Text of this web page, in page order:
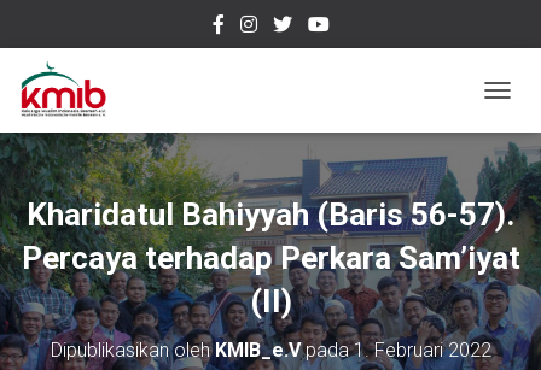
O
G
G
L
E
A
V
I
G
A
Kharidatul Bahiyyah (Baris 56-57).
Percaya terhadap Perkara Sam’iyat
(II)
Dipublikasikan olehKMIB_e.Vpada1. Februari 2022